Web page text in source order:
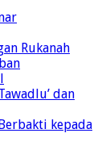
Rukanah
dan
kepada